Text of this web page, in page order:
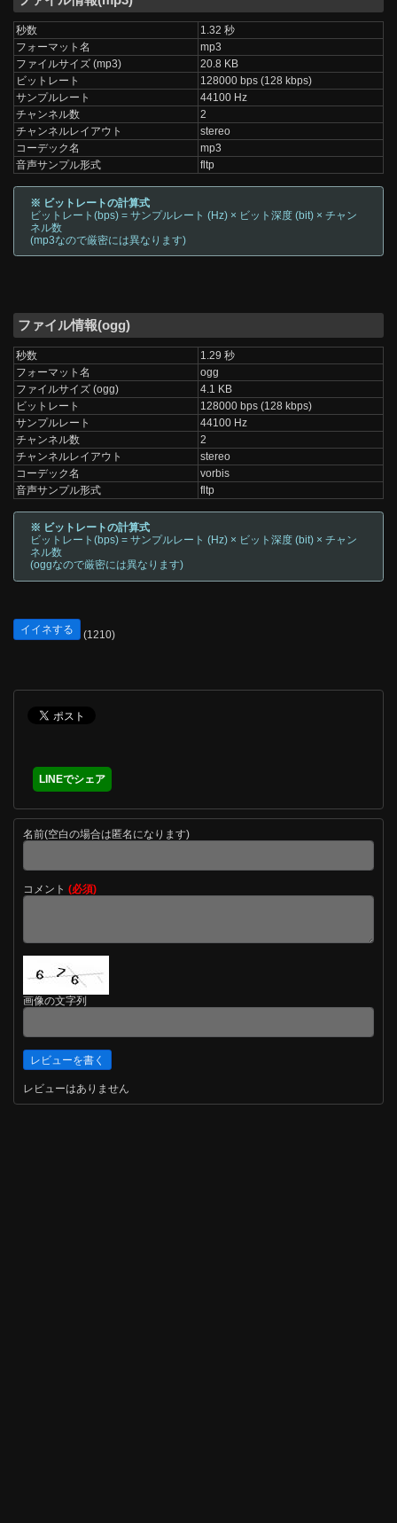
秒数
1.32 秒
フォーマット名
mp3
ファイルサイズ (mp3)
20.8 KB
ビットレート
128000 bps (128 kbps)
サンプルレート
44100 Hz
チャンネル数
2
チャンネルレイアウト
stereo
コーデック名
mp3
音声サンプル形式
fltp
※ ビットレートの計算式
ビットレート(bps) = サンプルレート (Hz) × ビット深度 (bit) × チャン
ネル数
(mp3なので厳密には異なります)
ファイル情報(ogg)
秒数
1.29 秒
フォーマット名
ogg
ファイルサイズ (ogg)
4.1 KB
ビットレート
128000 bps (128 kbps)
サンプルレート
44100 Hz
チャンネル数
2
チャンネルレイアウト
stereo
コーデック名
vorbis
音声サンプル形式
fltp
※ ビットレートの計算式
ビットレート(bps) = サンプルレート (Hz) × ビット深度 (bit) × チャン
ネル数
(oggなので厳密には異なります)
イイネする (1210)
LINEでシェア
名前(空白の場合は匿名になります)
コメント (必須)
画像の文字列
レビューはありません